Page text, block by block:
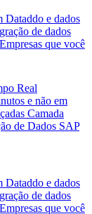
Dataddo e dados
de dados
Empresas que você
Real
e não em
Camada
de Dados SAP
Dataddo e dados
de dados
Empresas que você